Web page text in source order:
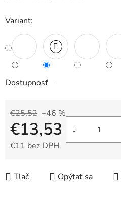
Variant:
Dostupnosť
€25,52 –46 %
€13,53
€11 bez DPH
Tlač Opýtať sa